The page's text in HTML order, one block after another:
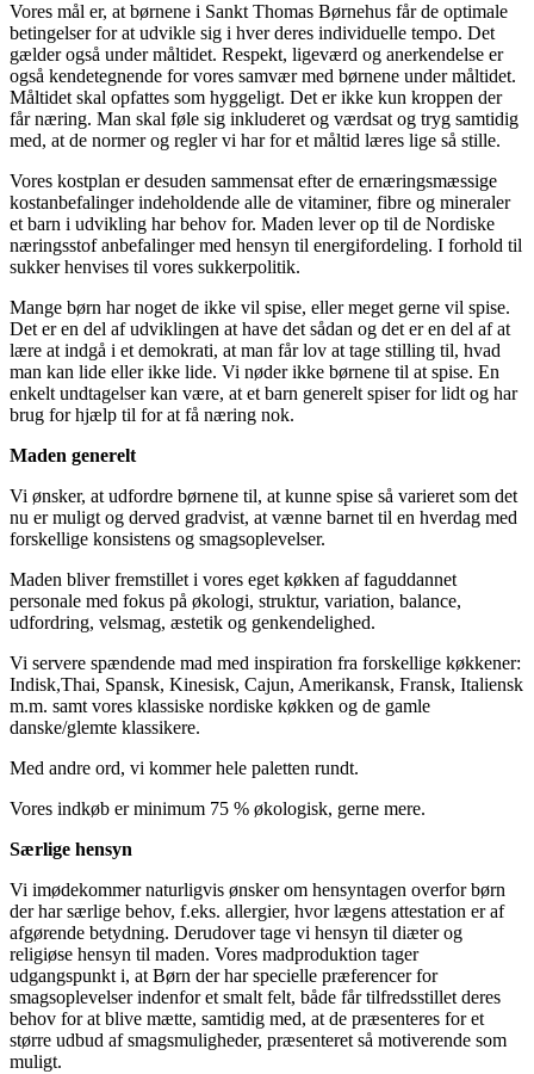
Vores mål er, at børnene i Sankt Thomas Børnehus får de optimale
betingelser for at udvikle sig i hver deres individuelle tempo. Det
gælder også under måltidet. Respekt, ligeværd og anerkendelse er
også kendetegnende for vores samvær med børnene under måltidet.
Måltidet skal opfattes som hyggeligt. Det er ikke kun kroppen der
får næring. Man skal føle sig inkluderet og værdsat og tryg samtidig
med, at de normer og regler vi har for et måltid læres lige så stille.
Vores kostplan er desuden sammensat efter de ernæringsmæssige
kostanbefalinger indeholdende alle de vitaminer, fibre og mineraler
et barn i udvikling har behov for. Maden lever op til de Nordiske
næringsstof anbefalinger med hensyn til energifordeling. I forhold til
sukker henvises til vores sukkerpolitik.
Mange børn har noget de ikke vil spise, eller meget gerne vil spise.
Det er en del af udviklingen at have det sådan og det er en del af at
lære at indgå i et demokrati, at man får lov at tage stilling til, hvad
man kan lide eller ikke lide. Vi nøder ikke børnene til at spise. En
enkelt undtagelser kan være, at et barn generelt spiser for lidt og har
brug for hjælp til for at få næring nok.
Maden generelt
Vi ønsker, at udfordre børnene til, at kunne spise så varieret som det
nu er muligt og derved gradvist, at vænne barnet til en hverdag med
forskellige konsistens og smagsoplevelser.
Maden bliver fremstillet i vores eget køkken af faguddannet
personale med fokus på økologi, struktur, variation, balance,
udfordring, velsmag, æstetik og genkendelighed.
Vi servere spændende mad med inspiration fra forskellige køkkener:
Indisk,Thai, Spansk, Kinesisk, Cajun, Amerikansk, Fransk, Italiensk
m.m. samt vores klassiske nordiske køkken og de gamle
danske/glemte klassikere.
Med andre ord, vi kommer hele paletten rundt.
Vores indkøb er minimum 75 % økologisk, gerne mere.
Særlige hensyn
Vi imødekommer naturligvis ønsker om hensyntagen overfor børn
der har særlige behov, f.eks. allergier, hvor lægens attestation er af
afgørende betydning. Derudover tage vi hensyn til diæter og
religiøse hensyn til maden. Vores madproduktion tager
udgangspunkt i, at Børn der har specielle præferencer for
smagsoplevelser indenfor et smalt felt, både får tilfredsstillet deres
behov for at blive mætte, samtidig med, at de præsenteres for et
større udbud af smagsmuligheder, præsenteret så motiverende som
muligt.